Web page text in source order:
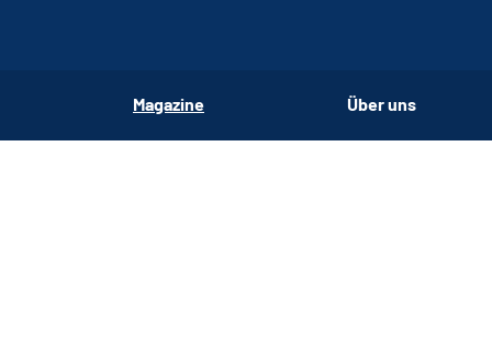
Magazine Über uns